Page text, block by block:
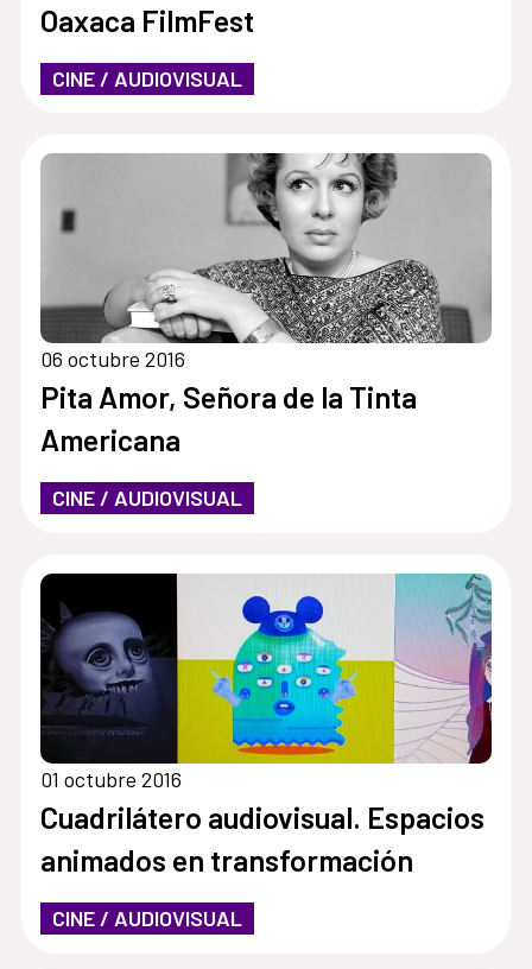
Oaxaca FilmFest
CINE / AUDIOVISUAL
06 octubre 2016
Pita Amor, Señora de la Tinta
Americana
CINE / AUDIOVISUAL
01 octubre 2016
Cuadrilátero audiovisual. Espacios
animados en transformación
CINE / AUDIOVISUAL